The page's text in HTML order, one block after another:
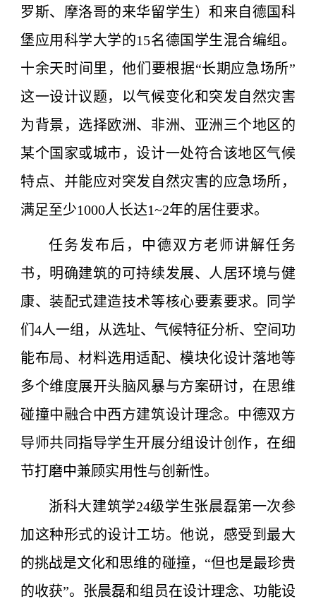
罗斯、摩洛哥的来华留学生）和来自德国科
堡应用科学大学的15名德国学生混合编组。
十余天时间里，他们要根据“长期应急场所”
这一设计议题，以气候变化和突发自然灾害
为背景，选择欧洲、非洲、亚洲三个地区的
某个国家或城市，设计一处符合该地区气候
特点、并能应对突发自然灾害的应急场所，
满足至少1000人长达1~2年的居住要求。
任务发布后，中德双方老师讲解任务
书，明确建筑的可持续发展、人居环境与健
康、装配式建造技术等核心要素要求。同学
们4人一组，从选址、气候特征分析、空间功
能布局、材料选用适配、模块化设计落地等
多个维度展开头脑风暴与方案研讨，在思维
碰撞中融合中西方建筑设计理念。中德双方
导师共同指导学生开展分组设计创作，在细
节打磨中兼顾实用性与创新性。
浙科大建筑学24级学生张晨磊第一次参
加这种形式的设计工坊。他说，感受到最大
的挑战是文化和思维的碰撞，“但也是最珍贵
的收获”。张晨磊和组员在设计理念、功能设